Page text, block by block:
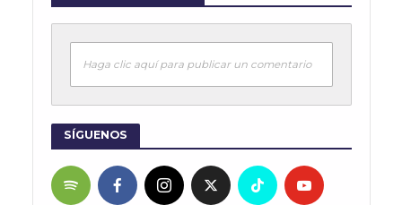
Haga clic aquí para publicar un comentario
SÍGUENOS